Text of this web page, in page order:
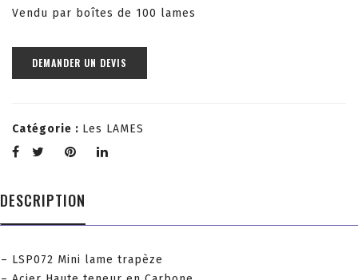
Vendu par boîtes de 100 lames
DEMANDER UN DEVIS
Catégorie : Les LAMES
DESCRIPTION
– LSP072 Mini lame trapèze